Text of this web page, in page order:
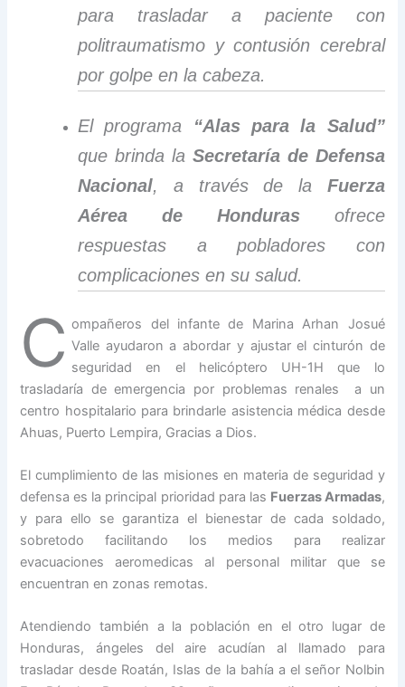
para trasladar a paciente con
politraumatismo y contusión cerebral
por golpe en la cabeza.
El programa
“Alas para la Salud”
que brinda la Secretaría de Defensa
Nacional, a través de la Fuerza
Aérea de Hondurasofrece
respuestas a pobladores con
complicaciones en su salud.
C ompañeros del infante de Marina Arhan Josué
Valle ayudaron a abordar y ajustar el cinturón de
seguridad en el helicóptero UH-1H que lo
trasladaría de emergencia por problemas renales a un
centro hospitalario para brindarle asistencia médica desde
Ahuas, Puerto Lempira, Gracias a Dios.
El cumplimiento de las misiones en materia de seguridad y
defensa es la principal prioridad para las Fuerzas Armadas,
y para ello se garantiza el bienestar de cada soldado,
sobretodo facilitando los medios para realizar
evacuaciones aeromedicas al personal militar que se
encuentran en zonas remotas.
Atendiendo también a la población en el otro lugar de
Honduras, ángeles del aire acudían al llamado para
trasladar desde Roatán, Islas de la bahía a el señor Nolbin